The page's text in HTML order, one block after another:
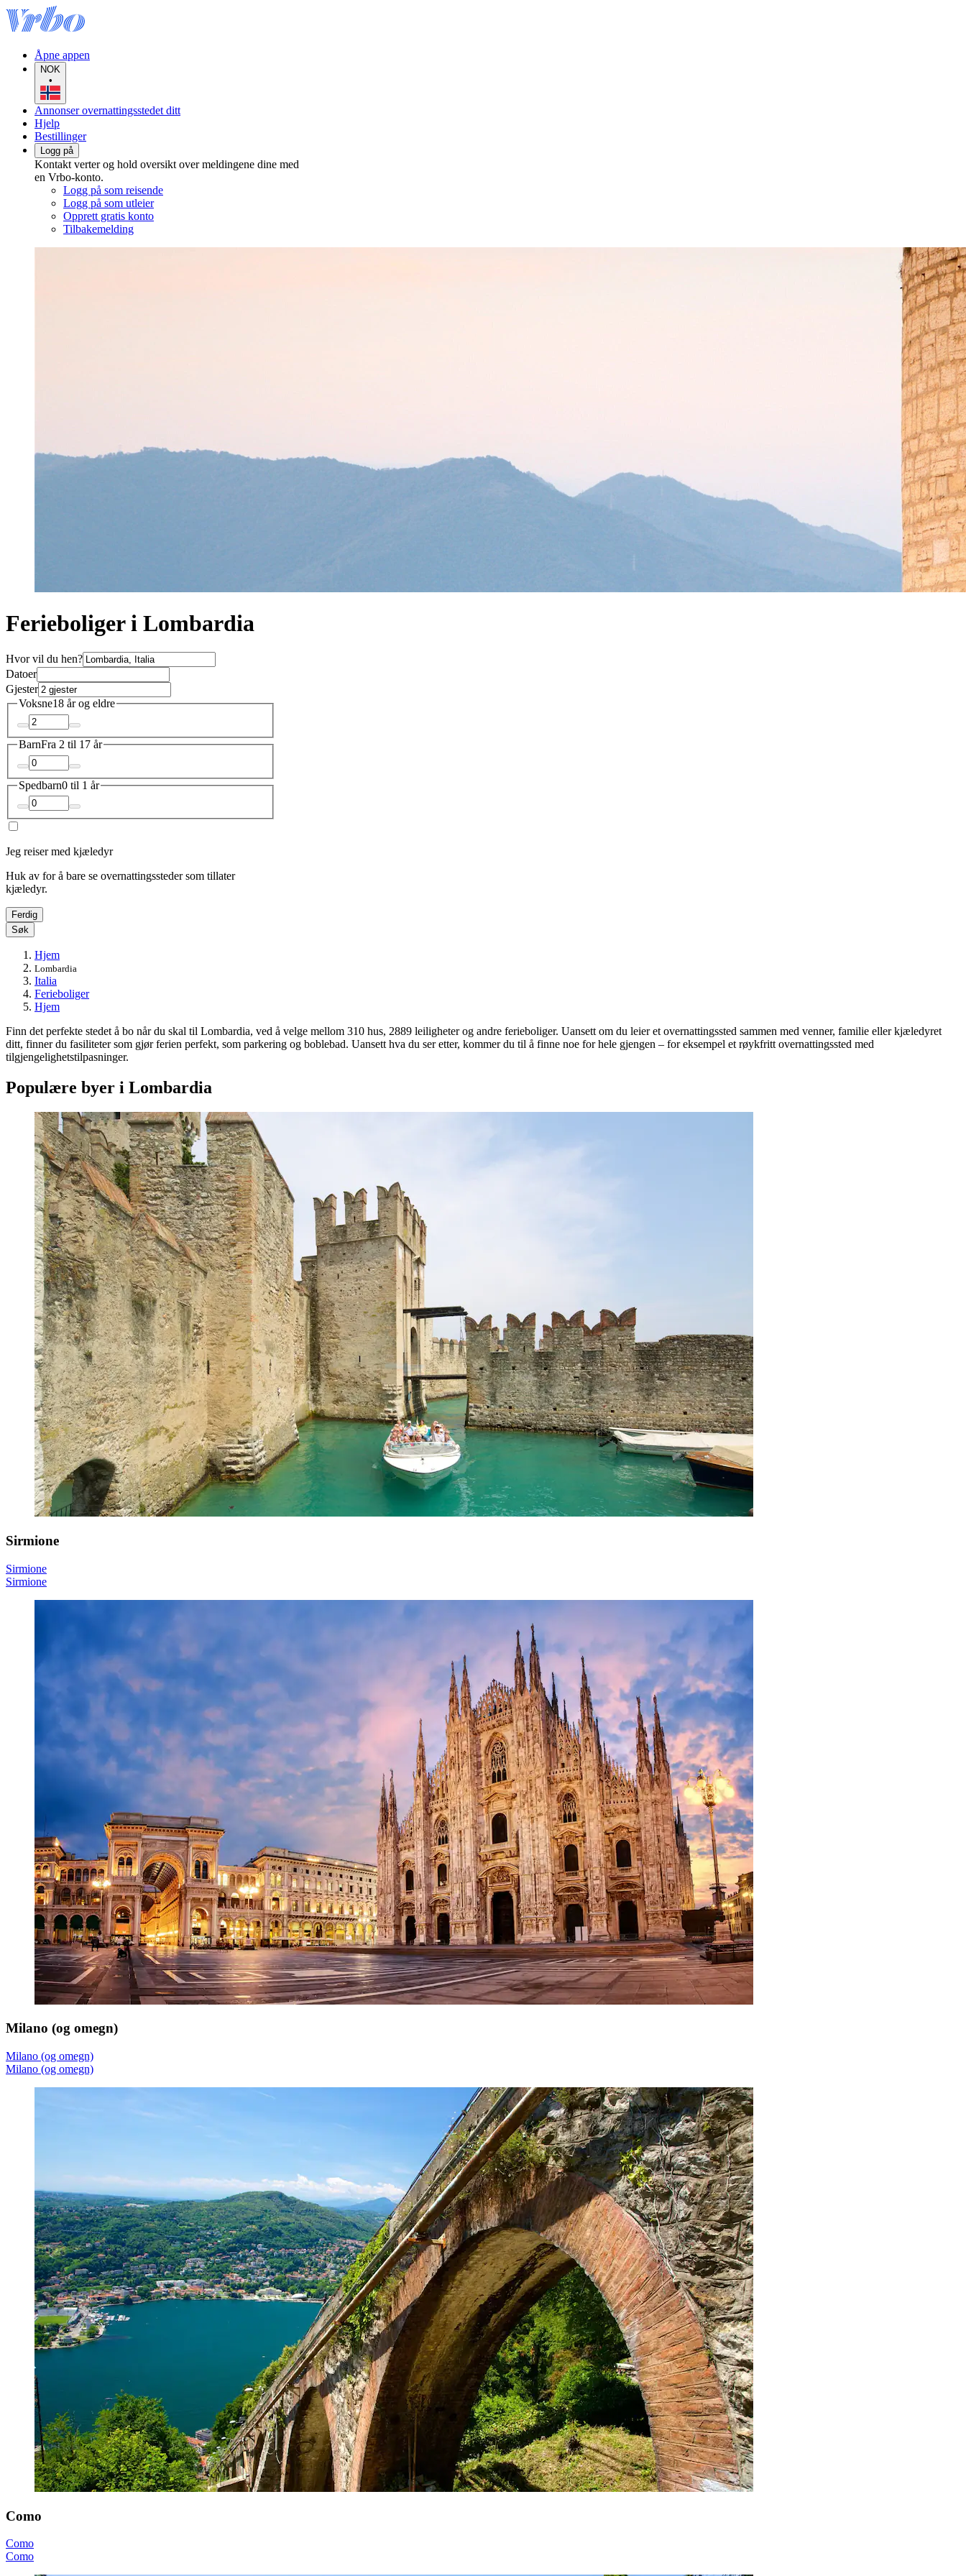
Åpne appen
NOK
•
Annonser overnattingsstedet ditt
Hjelp
Bestillinger
Logg på
Kontakt verter og hold oversikt over meldingene dine med
en Vrbo-konto.
Logg på som reisende
Logg på som utleier
Opprett gratis konto
Tilbakemelding
Ferieboliger i Lombardia
Hvor vil du hen?
Datoer
Gjester
Voksne18 år og eldre
BarnFra 2 til 17 år
Spedbarn0 til 1 år
Jeg reiser med kjæledyr
Huk av for å bare se overnattingssteder som tillater
kjæledyr.
Ferdig
Søk
Hjem
Lombardia
Italia
Ferieboliger
Hjem
Finn det perfekte stedet å bo når du skal til Lombardia, ved å velge mellom 310 hus, 2889 leiligheter og andre ferieboliger. Uansett om du leier et overnattingssted sammen med venner, familie eller kjæledyret
ditt, finner du fasiliteter som gjør ferien perfekt, som parkering og boblebad. Uansett hva du ser etter, kommer du til å finne noe for hele gjengen – for eksempel et røykfritt overnattingssted med
tilgjengelighetstilpasninger.
Populære byer i Lombardia
Sirmione
Sirmione
Sirmione
Milano (og omegn)
Milano (og omegn)
Milano (og omegn)
Como
Como
Como